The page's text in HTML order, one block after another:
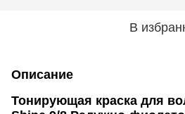
В
Описание
Тонирующая краска для